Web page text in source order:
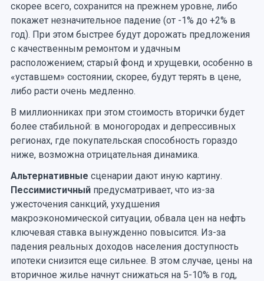
скорее всего, сохранится на прежнем уровне, либо
покажет незначительное падение (от -1% до +2% в
год). При этом быстрее будут дорожать предложения
с качественным ремонтом и удачным
расположением; старый фонд и хрущевки, особенно в
«уставшем» состоянии, скорее, будут терять в цене,
либо расти очень медленно.
В миллионниках при этом стоимость вторички будет
более стабильной: в моногородах и депрессивных
регионах, где покупательская способность гораздо
ниже, возможна отрицательная динамика.
Альтернативные сценарии дают иную картину.
Пессимистичныйпредусматривает, что из-за
ужесточения санкций, ухудшения
макроэкономической ситуации, обвала цен на нефть
ключевая ставка вынужденно повысится. Из-за
падения реальных доходов населения доступность
ипотеки снизится еще сильнее. В этом случае, цены на
вторичное жилье начнут снижаться на 5-10% в год,